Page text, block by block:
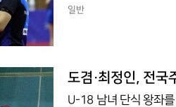
·나고야 아시안게임
달을 받았다. 이후 파
일반
도겸·최정인, 전국
U-18 남녀 단식 왕좌